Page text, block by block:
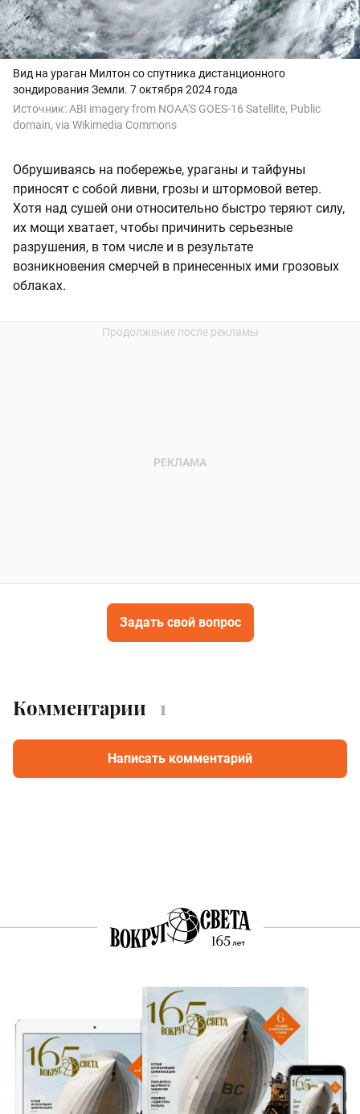
Вид на ураган Милтон со спутника дистанционного
зондирования Земли. 7 октября 2024 года
Источник:ABI imagery from NOAA'S GOES-16 Satellite, Public
domain, via Wikimedia Commons
Обрушиваясь на побережье, ураганы и тайфуны
приносят с собой ливни, грозы и штормовой ветер.
Хотя над сушей они относительно быстро теряют силу,
их мощи хватает, чтобы причинить серьезные
разрушения, в том числе и в результате
возникновения смерчей в принесенных ими грозовых
облаках.
Задать свой вопрос
Комментарии 1
Написать комментарий